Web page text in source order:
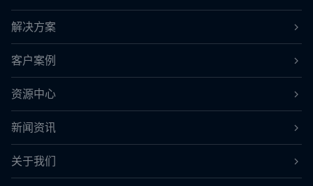
解决方案
客户案例
资源中心
新闻资讯
关于我们